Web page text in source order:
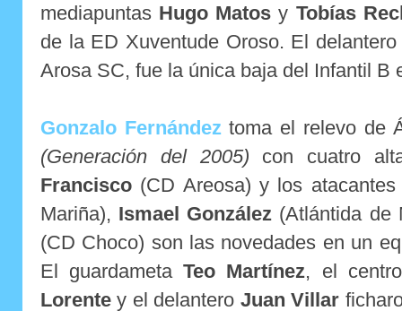
mediapuntas Hugo Matos y Tobías
de la ED Xuventude Oroso. El
Arosa SC, fue la única baja del Infantil B
Gonzalo Fernándeztoma el relevo de
(Generación del 2005) con cuatro
Francisco (CD Areosa) y los
Mariña), Ismael González (Atlántida de
(CD Choco) son las novedades en un
El guardametaTeo Martínez, el
Lorente y el delantero Juan Villar